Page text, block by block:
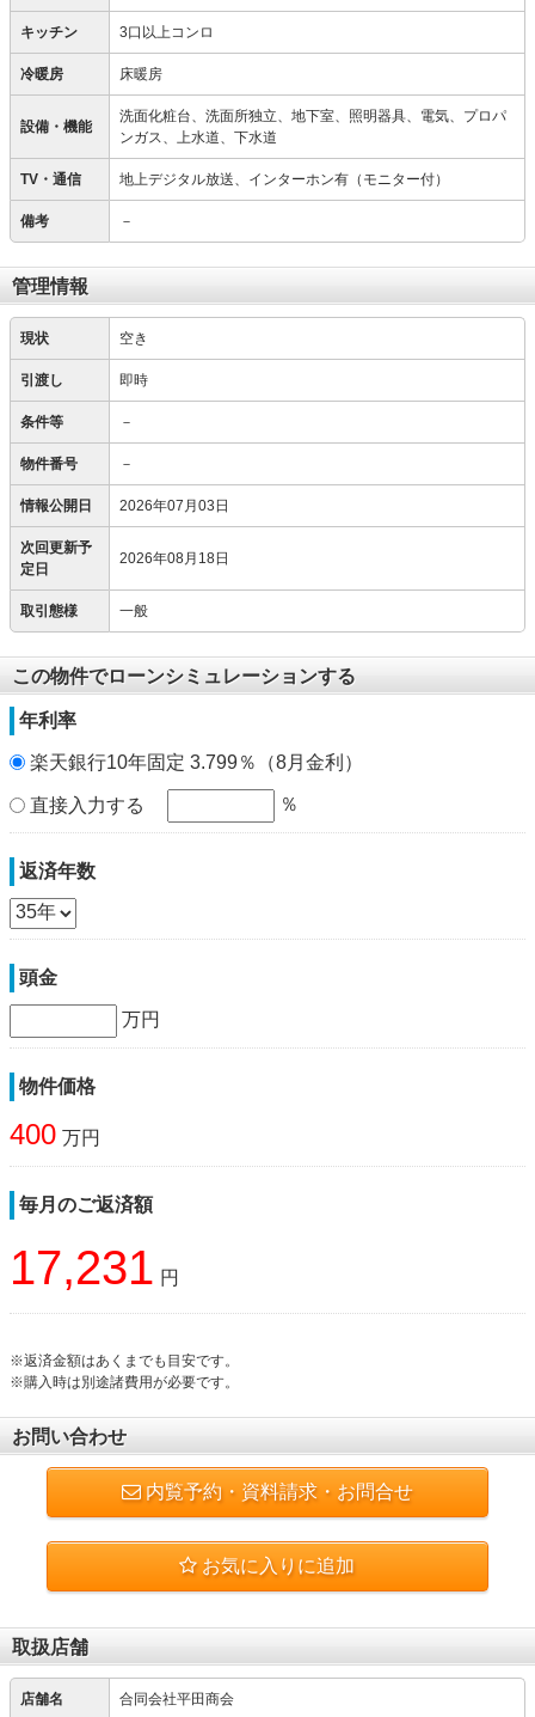
キッチン 3口以上コンロ
冷暖房 床暖房
設備・機能
洗面化粧台、洗面所独立、地下室、照明器具、電気、プロパ
ンガス、上水道、下水道
TV・通信 地上デジタル放送、インターホン有（モニター付）
備考 －
管理情報
現状 空き
引渡し 即時
条件等 －
物件番号 －
情報公開日 2026年07月03日
次回更新予
定日
2026年08月18日
取引態様 一般
この物件でローンシミュレーションする
年利率
楽天銀行10年固定 3.799％（8月金利）
直接入力する ％
返済年数
頭金
万円
物件価格
400 万円
毎月のご返済額
17,231 円
※返済金額はあくまでも目安です。
※購入時は別途諸費用が必要です。
お問い合わせ
内覧予約・資料請求・お問合せ
お気に入りに追加
取扱店舗
店舗名 合同会社平田商会